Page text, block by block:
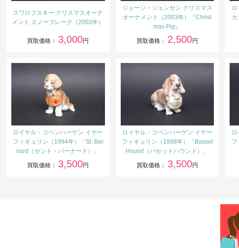
スワロフスキー クリスマスオーナ
メント スノーフレーク（2003年）
買取価格： 3,000円
ジョージ・ジェンセン クリスマス
オーナメント（2003年）『Christ
mas Pig』
買取価格： 2,500円
ロイヤル・コペンハーゲン イヤー
フィギュリン（1994年）「St. Ber
nard（セント・バーナード）」
買取価格： 3,500円
ロイヤル・コペンハーゲン イヤー
フィギュリン（1998年）「Basset
Hound（バセットハウンド）」
買取価格： 3,500円